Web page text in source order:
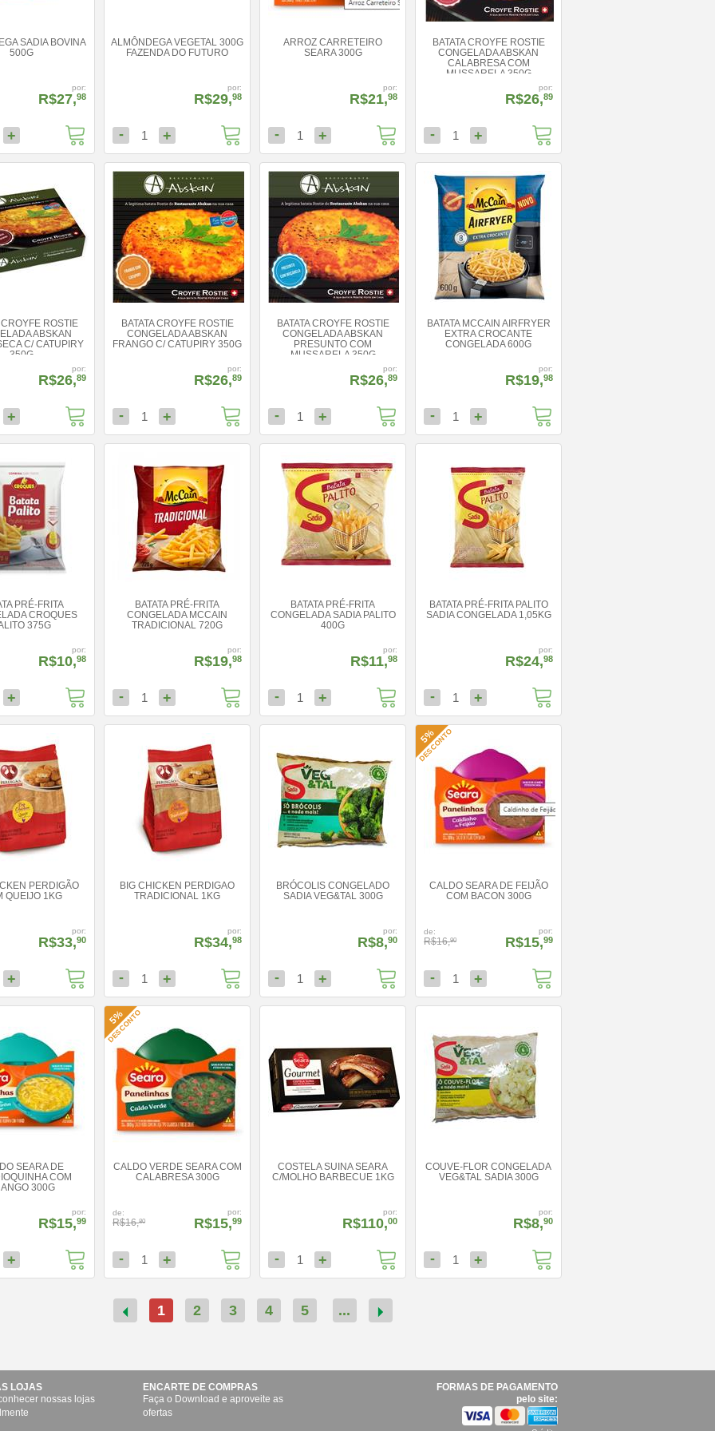
SADIA BOVINA
500G
por:
R$27,98
+
ALMÔNDEGA VEGETAL 300G
FAZENDA DO FUTURO
por:
R$29,98
- 1 +
ARROZ CARRETEIRO
SEARA 300G
por:
R$21,98
- 1 +
BATATA CROYFE ROSTIE
CONGELADA ABSKAN
CALABRESA COM
MUSSARELA 350G
por:
R$26,89
- 1 +
CROYFE ROSTIE
ABSKAN
C/ CATUPIRY
350G
por:
R$26,89
+
BATATA CROYFE ROSTIE
CONGELADA ABSKAN
FRANGO C/ CATUPIRY 350G
por:
R$26,89
- 1 +
BATATA CROYFE ROSTIE
CONGELADA ABSKAN
PRESUNTO COM
MUSSARELA 350G
por:
R$26,89
- 1 +
BATATA MCCAIN AIRFRYER
EXTRA CROCANTE
CONGELADA 600G
por:
R$19,98
- 1 +
PRÉ-FRITA
CROQUES
375G
por:
R$10,98
+
BATATA PRÉ-FRITA
CONGELADA MCCAIN
TRADICIONAL 720G
por:
R$19,98
- 1 +
BATATA PRÉ-FRITA
CONGELADA SADIA PALITO
400G
por:
R$11,98
- 1 +
BATATA PRÉ-FRITA PALITO
SADIA CONGELADA 1,05KG
por:
R$24,98
- 1 +
PERDIGÃO
QUEIJO 1KG
por:
R$33,90
+
BIG CHICKEN PERDIGAO
TRADICIONAL 1KG
por:
R$34,98
- 1 +
BRÓCOLIS CONGELADO
SADIA VEG&TAL 300G
por:
R$8,90
- 1 +
5%
DESCONTO
CALDO SEARA DE FEIJÃO
COM BACON 300G
de:
R$16,90
por:
R$15,99
- 1 +
SEARA DE
COM
300G
por:
R$15,99
+
5%
DESCONTO
CALDO VERDE SEARA COM
CALABRESA 300G
de:
R$16,80
por:
R$15,99
- 1 +
COSTELA SUINA SEARA
C/MOLHO BARBECUE 1KG
por:
R$110,00
- 1 +
COUVE-FLOR CONGELADA
VEG&TAL SADIA 300G
por:
R$8,90
- 1 +
1 2 3 4 5 ...
LOJAS
nossas lojas
ENCARTE DE COMPRAS
Faça o Download e aproveite as
ofertas
FORMAS DE PAGAMENTO
pelo site: